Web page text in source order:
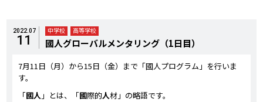
2022.07
11
中学校 高等学校
國人グローバルメンタリング（1日目）
7月11日（月）から15日（金）まで「國人プログラム」を行いま
す。
「國人 」とは、「國際的人材」の略語です。